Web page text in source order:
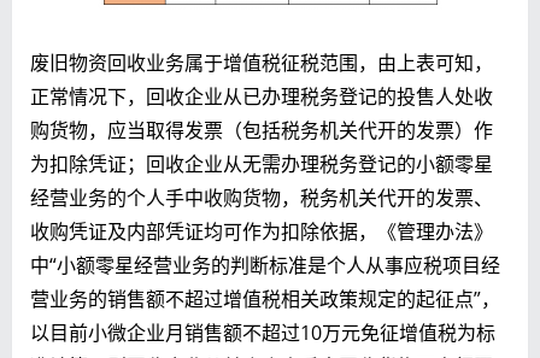
废旧物资回收业务属于增值税征税范围，由上表可知，
正常情况下，回收企业从已办理税务登记的投售人处收
购货物，应当取得发票（包括税务机关代开的发票）作
为扣除凭证；回收企业从无需办理税务登记的小额零星
经营业务的个人手中收购货物，税务机关代开的发票、
收购凭证及内部凭证均可作为扣除依据，《管理办法》
中“小额零星经营业务的判断标准是个人从事应税项目经
营业务的销售额不超过增值税相关政策规定的起征点”，
以目前小微企业月销售额不超过10万元免征增值税为标